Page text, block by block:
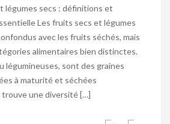
légumes secs : définitions et
Les fruits secs et légumes
avec les fruits séchés, mais
alimentaires bien distinctes.
légumineuses, sont des graines
à maturité et séchées
une diversité […]